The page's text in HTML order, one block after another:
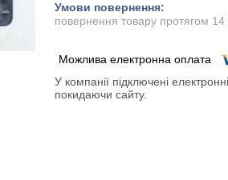
повернення товару протягом 14
У компанії підключені
покидаючи сайту.